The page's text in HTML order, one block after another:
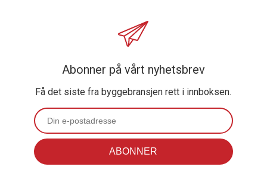
Abonner på vårt nyhetsbrev
Få det siste fra byggebransjen rett i innboksen.